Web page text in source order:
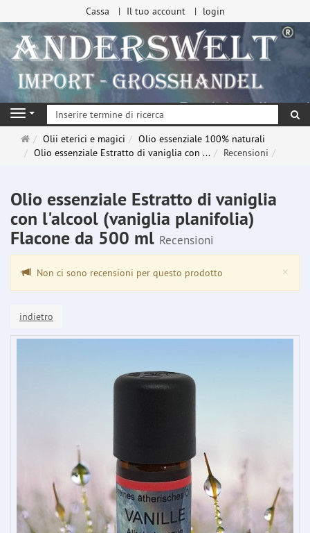
Cassa Il tuo account login
Navigation
Pagina
principale
Olii eterici e magici
Olio essenziale 100% naturali
Olio essenziale Estratto di vaniglia con ...
Recensioni
Olio essenziale Estratto di vaniglia
con l'alcool (vaniglia planifolia)
Flacone da 500 ml Recensioni
×
Non ci sono recensioni per questo prodotto
indietro